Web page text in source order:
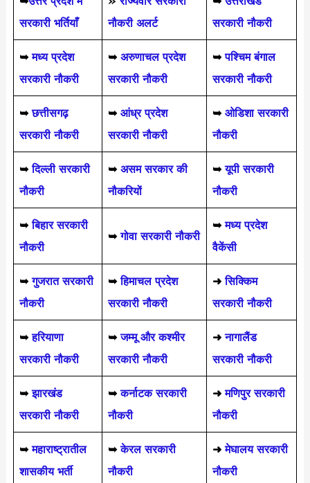
सरकारी भर्तियाँ
नौकरी अलर्ट
सरकारी नौकरी
➥ मध्य प्रदेश
सरकारी नौकरी
➥ अरुणाचल प्रदेश
सरकारी नौकरी
➥ पश्चिम बंगाल
सरकारी नौकरी
➥ छत्तीसगढ़
सरकारी नौकरी
➥ आंध्र प्रदेश
सरकारी नौकरी
➥ ओडिशा सरकारी
नौकरी
➥ दिल्ली सरकारी
नौकरी
➥ असम सरकार की
नौकरियों
➥ यूपी सरकारी
नौकरी
➥बिहार सरकारी
नौकरी
➥गोवा सरकारी नौकरी
➥ मध्य प्रदेश
वैकेंसी
➥ गुजरात सरकारी
नौकरी
➥हिमाचल प्रदेश
सरकारी नौकरी
➜ सिक्किम
सरकारी नौकरी
➥हरियाणा
सरकारी नौकरी
➥जम्मू और कश्मीर
सरकारी नौकरी
➜ नागालैंड
सरकारी नौकरी
➥ झारखंड
सरकारी नौकरी
➥ कर्नाटक सरकारी
नौकरी
➜ मणिपुर सरकारी
नौकरी
➥ महाराष्ट्रातील
शासकीय भर्ती
➥ केरल सरकारी
नौकरी
➜ मेघालय सरकारी
नौकरी